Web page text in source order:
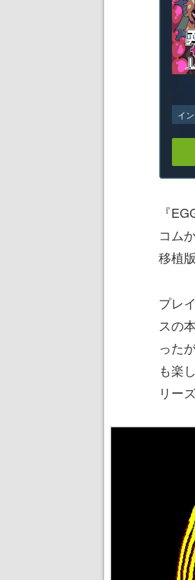
イ
『
コム
移植版
プレ
スの
った
も楽
リー